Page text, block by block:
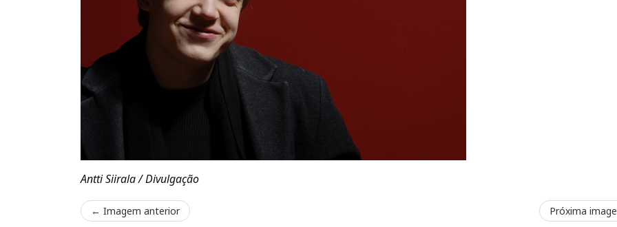
Antti Siirala / Divulgação
← Imagem anterior Próxima